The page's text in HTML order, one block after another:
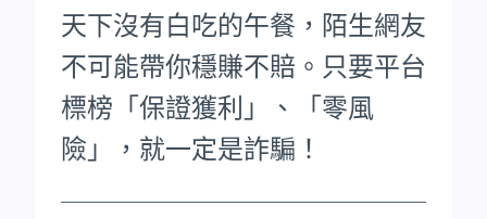
天下沒有白吃的午餐，陌生網友
不可能帶你穩賺不賠。只要平台
標榜「保證獲利」、「零風
險」，就一定是詐騙！